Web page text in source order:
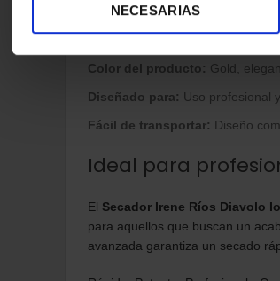
NECESARIAS
2 Boquillas concentradoras:
Diseño
Color del producto: Gold,
Diseñado para:Uso profesional
ElSecador Irene Ríos Diavolo
para aquellos que buscan un